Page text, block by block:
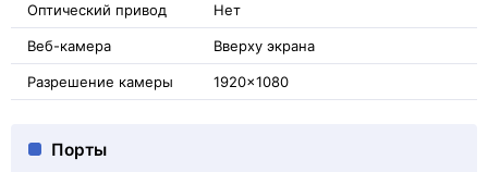
Оптический привод Нет
Веб-камера Вверху экрана
Разрешение камеры 1920x1080
Порты